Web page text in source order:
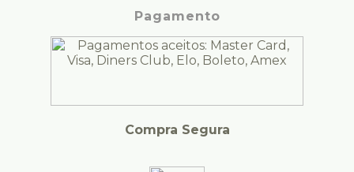
Pagamento
Compra Segura